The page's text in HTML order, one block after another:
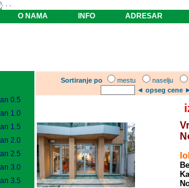
O NAMA INFO ADRESAR
0.5
1.0
1.5
2.0
2.5
3.0
3.5
Sortiranje po mestu
naselju
◄ opseg cene